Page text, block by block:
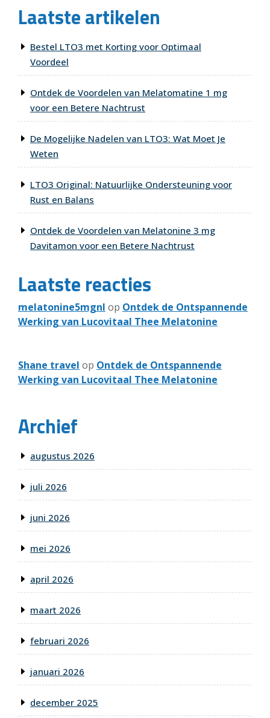
Laatste artikelen
Bestel LTO3 met Korting voor Optimaal
Voordeel
Ontdek de Voordelen van Melatomatine 1 mg
voor een Betere Nachtrust
De Mogelijke Nadelen van LTO3: Wat Moet Je
Weten
LTO3 Original: Natuurlijke Ondersteuning voor
Rust en Balans
Ontdek de Voordelen van Melatonine 3 mg
Davitamon voor een Betere Nachtrust
Laatste reacties
melatonine5mgnl op Ontdek de Ontspannende
Werking van Lucovitaal Thee Melatonine
Shane travel op Ontdek de Ontspannende
Werking van Lucovitaal Thee Melatonine
Archief
augustus 2026
juli 2026
juni 2026
mei 2026
april 2026
maart 2026
februari 2026
januari 2026
december 2025